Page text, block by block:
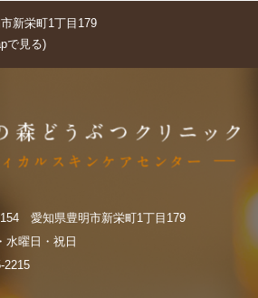
新栄町1丁目179
で見る)
愛知県豊明市新栄町1丁目179
水曜日・祝日
2215